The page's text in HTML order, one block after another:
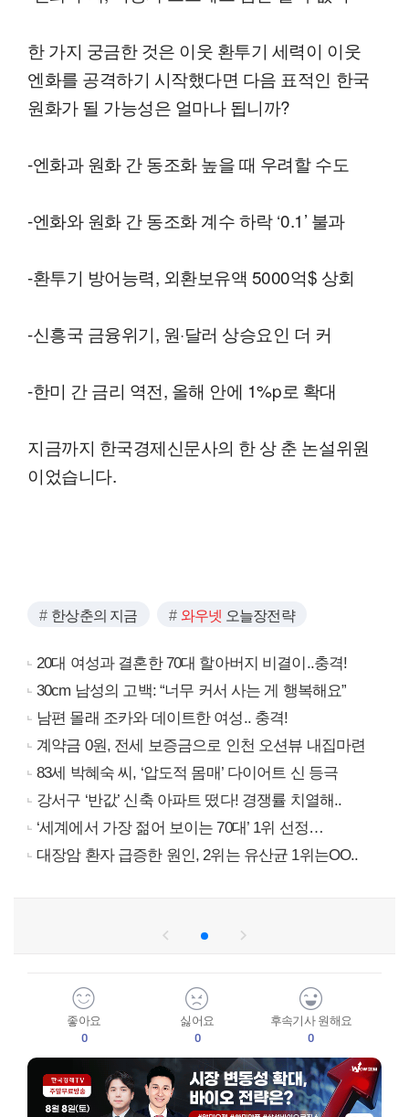
한 가지 궁금한 것은 이웃 환투기 세력이 이웃
엔화를 공격하기 시작했다면 다음 표적인 한국
원화가 될 가능성은 얼마나 됩니까?
-엔화과 원화 간 동조화 높을 때 우려할 수도
-엔화와 원화 간 동조화 계수 하락 ‘0.1’ 불과
-환투기 방어능력, 외환보유액 5000억$ 상회
-신흥국 금융위기, 원·달러 상승요인 더 커
-한미 간 금리 역전, 올해 안에 1%p로 확대
지금까지 한국경제신문사의 한 상 춘 논설위원
이었습니다.
한상춘의 지금 와우넷 오늘장전략
20대 여성과 결혼한 70대 할아버지 비결이..충격!
30cm 남성의 고백: “너무 커서 사는 게 행복해요”
남편 몰래 조카와 데이트한 여성.. 충격!
계약금 0원, 전세 보증금으로 인천 오션뷰 내집마련
83세 박혜숙 씨, ‘압도적 몸매’ 다이어트 신 등극
강서구 ‘반값’ 신축 아파트 떴다! 경쟁률 치열해..
‘세계에서 가장 젊어 보이는 70대’ 1위 선정…
대장암 환자 급증한 원인, 2위는 유산균 1위는OO..
좋아요
0
싫어요
0
후속기사 원해요
0